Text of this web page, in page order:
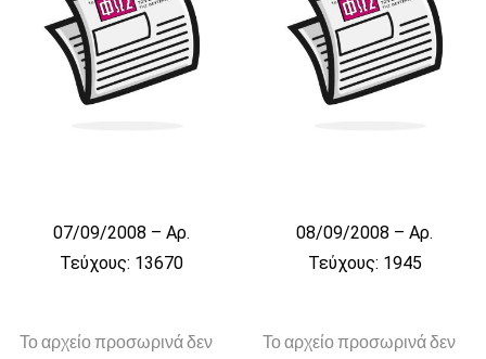
07/09/2008 – Αρ.
Τεύχους: 13670
08/09/2008 – Αρ.
Τεύχους: 1945
Το αρχείο προσωρινά δεν
Το αρχείο προσωρινά δεν